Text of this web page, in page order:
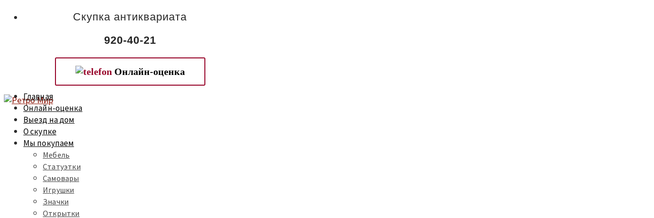
Скупка антиквариата
920-40-21
Онлайн-оценка
Главная
Онлайн-оценка
Выезд на дом
О скупке
Мы покупаем
Мебель
Статуэтки
Самовары
Игрушки
Значки
Открытки